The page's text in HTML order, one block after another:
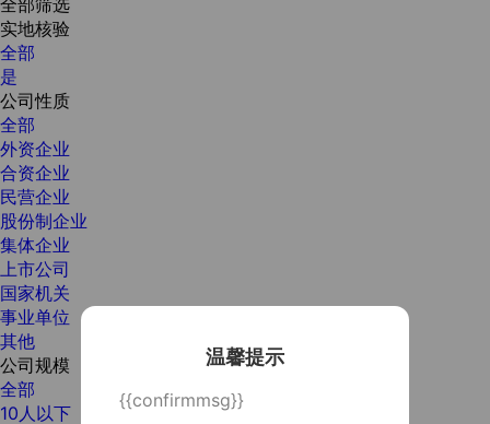
温馨提示
{{confirmmsg}}
实地核验
全部
是
公司性质
全部
外资企业
合资企业
民营企业
股份制企业
集体企业
上市公司
国家机关
事业单位
其他
公司规模
全部
10人以下